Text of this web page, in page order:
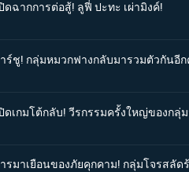
ดฉากการต่อสู้! ลูฟี่ ปะทะ เผ่ามิงค์!
ร์ชู! กลุ่มหมวกฟางกลับมารวมตัวกันอีก
ดเกมโต้กลับ! วีรกรรมครั้งใหญ่ของกลุ่
รมาเยือนของภัยคุกคาม! กลุ่มโจรสลัด